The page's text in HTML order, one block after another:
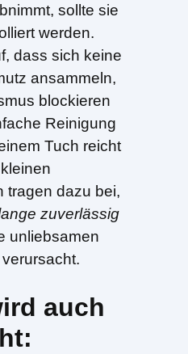
sollte sie
werden.
dass sich keine
ansammeln,
blockieren
Reinigung
Tuch reicht
tragen dazu bei,
zuverlässig
unliebsamen
auch